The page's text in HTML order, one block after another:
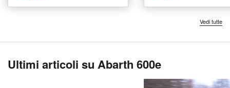
Vedi tutte
Ultimi articoli su Abarth 600e